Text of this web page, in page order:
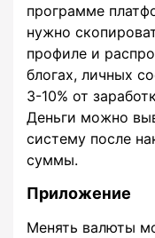
программе
нужно
профиле и
блогах, личных
3-10% от
Деньги можно
систему после
суммы.
Приложение
Менять валюты